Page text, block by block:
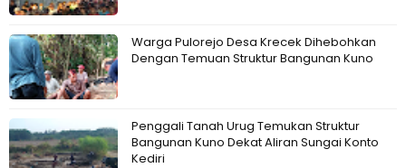
Warga Pulorejo Desa Krecek Dihebohkan
Dengan Temuan Struktur Bangunan Kuno
Penggali Tanah Urug Temukan Struktur
Bangunan Kuno Dekat Aliran Sungai Konto
Kediri